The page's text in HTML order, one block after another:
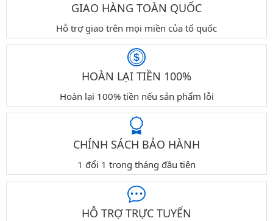
GIAO HÀNG TOÀN QUỐC
Hỗ trợ giao trên mọi miền của tổ quốc
HOÀN LẠI TIỀN 100%
Hoàn lại 100% tiền nếu sản phẩm lỗi
CHÍNH SÁCH BẢO HÀNH
1 đổi 1 trong tháng đầu tiên
HỖ TRỢ TRỰC TUYẾN